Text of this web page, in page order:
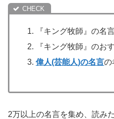
『キング牧師』の名
『キング牧師』のお
偉人(芸能人)の名言の
2万以上の名言を集め、読み